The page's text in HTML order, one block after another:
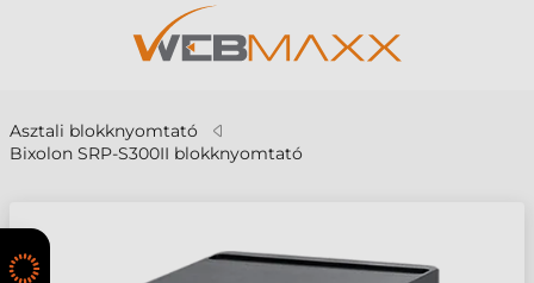
Asztali blokknyomtató
Bixolon SRP-S300II blokknyomtató